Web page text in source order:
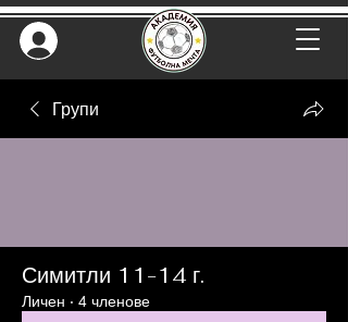
Групи
Симитли 11-14 г.
Личен · 4 членове